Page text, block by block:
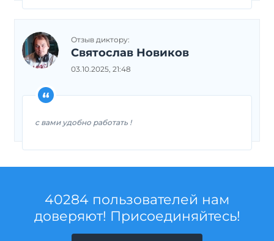
Отзыв диктору:
Святослав Новиков
03.10.2025, 21:48
с вами удобно работать !
40284 пользователей нам
доверяют! Присоединяйтесь!